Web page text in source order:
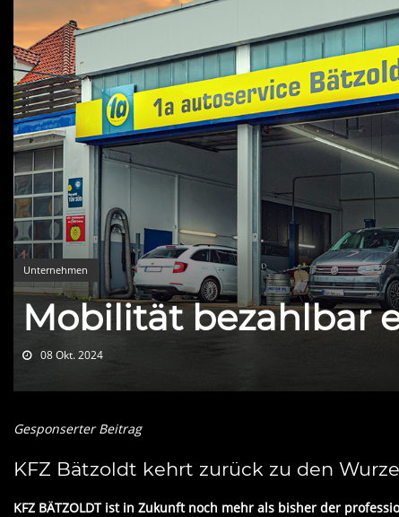
Unternehmen
Mobilität bezahlbar
08 Okt. 2024
Gesponserter Beitrag
KFZ Bätzoldt kehrt zurück zu den
KFZ BÄTZOLDT ist in Zukunft noch mehr als bisher der